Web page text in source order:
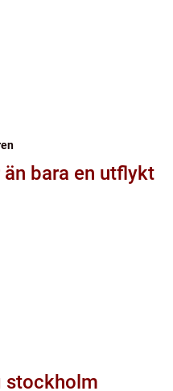
mer än bara en utflykt
stockholm